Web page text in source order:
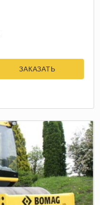
ЗАКАЗАТЬ